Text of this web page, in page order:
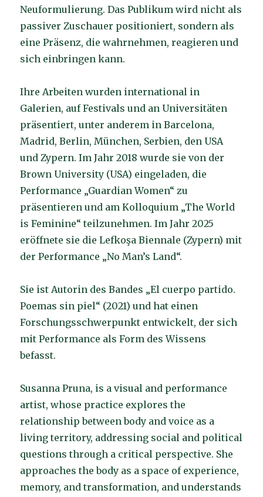
Neuformulierung. Das Publikum wird nicht als
passiver Zuschauer positioniert, sondern als
eine Präsenz, die wahrnehmen, reagieren und
sich einbringen kann.
Ihre Arbeiten wurden international in
Galerien, auf Festivals und an Universitäten
präsentiert, unter anderem in Barcelona,
Madrid, Berlin, München, Serbien, den USA
und Zypern. Im Jahr 2018 wurde sie von der
Brown University (USA) eingeladen, die
Performance „Guardian Women“ zu
präsentieren und am Kolloquium „The World
is Feminine“ teilzunehmen. Im Jahr 2025
eröffnete sie die Lefkoşa Biennale (Zypern) mit
der Performance „No Man’s Land“.
Sie ist Autorin des Bandes „El cuerpo partido.
Poemas sin piel“ (2021) und hat einen
Forschungsschwerpunkt entwickelt, der sich
mit Performance als Form des Wissens
befasst.
Susanna Pruna, is a visual and performance
artist, whose practice explores the
relationship between body and voice as a
living territory, addressing social and political
questions through a critical perspective. She
approaches the body as a space of experience,
memory, and transformation, and understands